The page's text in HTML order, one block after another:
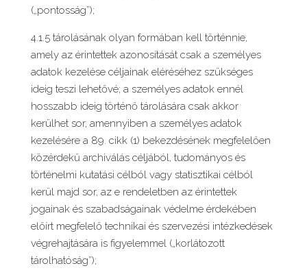
(„pontosság”);
4.1.5 tárolásának olyan formában kell történnie,
amely az érintettek azonosítását csak a személyes
adatok kezelése céljainak eléréséhez szükséges
ideig teszi lehetővé; a személyes adatok ennél
hosszabb ideig történő tárolására csak akkor
kerülhet sor, amennyiben a személyes adatok
kezelésére a 89. cikk (1) bekezdésének megfelelően
közérdekű archiválás céljából, tudományos és
történelmi kutatási célból vagy statisztikai célból
kerül majd sor, az e rendeletben az érintettek
jogainak és szabadságainak védelme érdekében
előírt megfelelő technikai és szervezési intézkedések
végrehajtására is figyelemmel („korlátozott
tárolhatóság”);